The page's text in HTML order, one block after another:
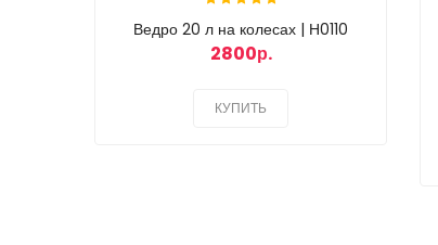
Ведро 20 л на колесах | Н0110
2800р.
КУПИТЬ